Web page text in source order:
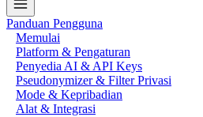
Panduan Pengguna
Memulai
Platform & Pengaturan
Penyedia AI & API Keys
Pseudonymizer & Filter Privasi
Mode & Kepribadian
Alat & Integrasi